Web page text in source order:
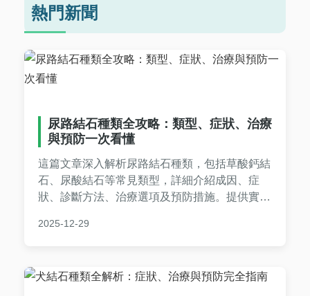
熱門新聞
尿路結石種類全攻略：類型、症狀、治療
與預防一次看懂
這篇文章深入解析尿路結石種類，包括草酸鈣結
石、尿酸結石等常見類型，詳細介紹成因、症
狀、診斷方法、治療選項及預防措施。提供實用
石，減少復發風險。內容基於醫學知識，語言淺
2025-12-29